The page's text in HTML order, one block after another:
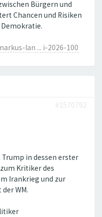
Bürgern und
Chancen und Risiken
lan ... i-2026-100
#1570792
in dessen erster
Kritiker des
Irankrieg und zur
WM.